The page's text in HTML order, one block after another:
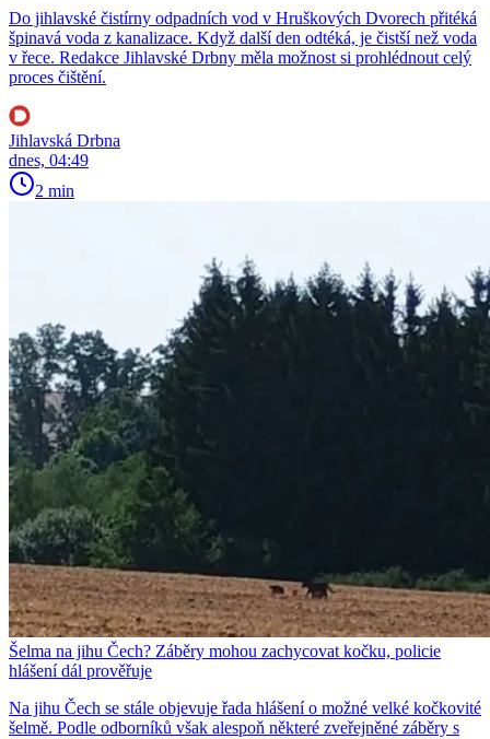
Do jihlavské čistírny odpadních vod v Hruškových Dvorech přitéká
špinavá voda z kanalizace. Když další den odtéká, je čistší než voda
v řece. Redakce Jihlavské Drbny měla možnost si prohlédnout celý
proces čištění.
Jihlavská Drbna
dnes, 04:49
2 min
Šelma na jihu Čech? Záběry mohou zachycovat kočku, policie
hlášení dál prověřuje
Na jihu Čech se stále objevuje řada hlášení o možné velké kočkovité
šelmě. Podle odborníků však alespoň některé zveřejněné záběry s